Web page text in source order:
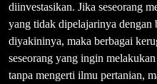
diinvestasikan. Jika seseorang
yang tidak dipelajarinya dengan
diyakininya, maka berbagai
seseorang yang ingin
tanpa mengerti ilmu pertanian,